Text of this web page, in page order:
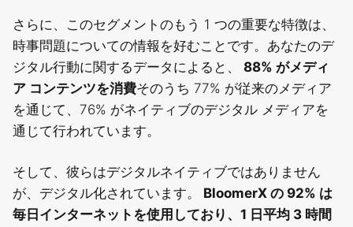
さらに、このセグメントのもう 1 つの重要な特徴は、
時事問題についての情報を好むことです。あなたのデ
ジタル行動に関するデータによると、
88% がメディ
ア コンテンツを消費そのうち 77% が従来のメディア
を通じて、76% がネイティブのデジタル メディアを
通じて行われています。
そして、彼らはデジタルネイティブではありません
が、デジタル化されています。
BloomerX の 92% は
毎日インターネットを使用しており、1 日平均 3 時間